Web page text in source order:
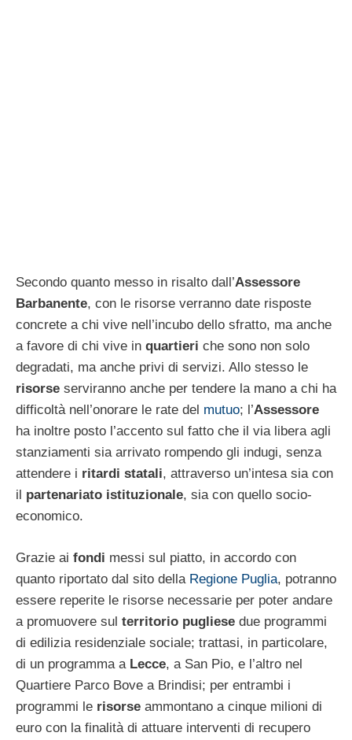
Secondo quanto messo in risalto dall’Assessore
Barbanente, con le risorse verranno date risposte
concrete a chi vive nell’incubo dello sfratto, ma anche
a favore di chi vive in quartieri che sono non solo
degradati, ma anche privi di servizi. Allo stesso le
risorse serviranno anche per tendere la mano a chi ha
difficoltà nell’onorare le rate del mutuo; l’Assessore
ha inoltre posto l’accento sul fatto che il via libera agli
stanziamenti sia arrivato rompendo gli indugi, senza
attendere i ritardi statali, attraverso un’intesa sia con
il partenariato istituzionale, sia con quello socio-
economico.
Grazie ai fondi messi sul piatto, in accordo con
quanto riportato dal sito della Regione Puglia, potranno
essere reperite le risorse necessarie per poter andare
a promuovere sul territorio pugliese due programmi
di edilizia residenziale sociale; trattasi, in particolare,
di un programma a Lecce, a San Pio, e l’altro nel
Quartiere Parco Bove a Brindisi; per entrambi i
programmi le risorse ammontano a cinque milioni di
euro con la finalità di attuare interventi di recupero